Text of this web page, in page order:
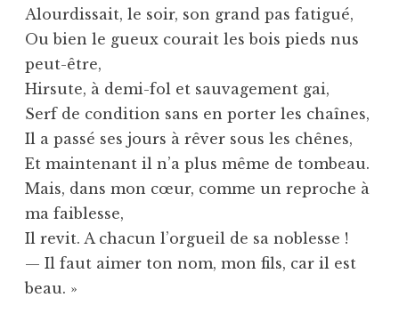
Alourdissait, le soir, son grand pas fatigué,
Ou bien le gueux courait les bois pieds nus
peut-être,
Hirsute, à demi-fol et sauvagement gai,
Serf de condition sans en porter les chaînes,
Il a passé ses jours à rêver sous les chênes,
Et maintenant il n’a plus même de tombeau.
Mais, dans mon cœur, comme un reproche à
ma faiblesse,
Il revit. A chacun l’orgueil de sa noblesse !
— Il faut aimer ton nom, mon fils, car il est
beau. »